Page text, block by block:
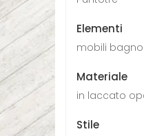
Elementi
mobili
Materiale
in laccato
Stile